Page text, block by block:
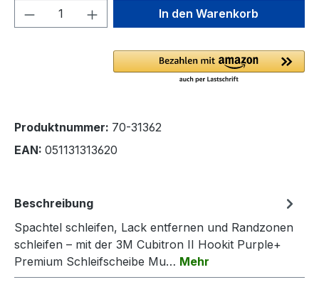
Produkt Anzahl: Gib denIn den Warenkorb
Produktnummer: 70-31362
EAN: 051131313620
Beschreibung
Spachtel schleifen, Lack entfernen und Randzonen
schleifen – mit der 3M Cubitron II Hookit Purple+
Premium Schleifscheibe Mu… Mehr